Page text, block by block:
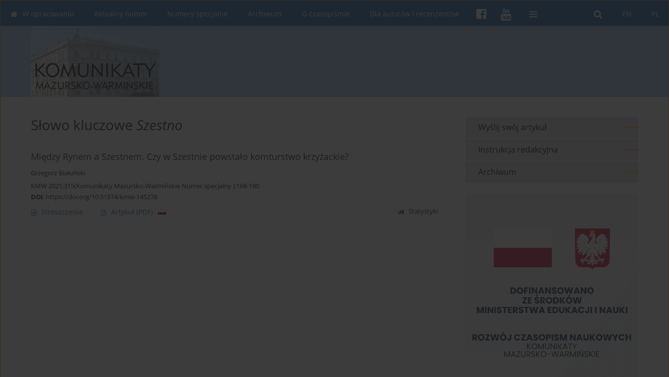
PL
EN
W opracowaniu Aktualny numer Numery specjalne Archiwum O czasopiśmie Dla autorów i recenzentów
Słowo kluczowe Szestno
Między Rynem a Szestnem. Czy w Szestnie powstało komturstwo krzyżackie?
Grzegorz Białuński
KMW 2021;315(Komunikaty Mazursko-Warmińskie Numer specjalny ):168-180
DOI: https://doi.org/10.51974/kmw-145278
Streszczenie Artykuł (PDF) Statystyki
Wyślij swój artykuł
Instrukcja redakcyjna
Archiwum